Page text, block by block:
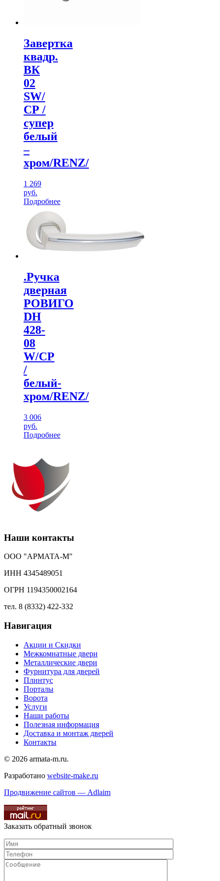
Завертка
квадр.
ВК
02
SW/
СР /
супер
белый
–
хром/RENZ/
1 269
руб.
Подробнее
.Ручка
дверная
РОВИГО
DH
428-
08
W/CP
/
белый-
хром/RENZ/
3 006
руб.
Подробнее
Наши контакты
ООО "АРМАТА-М"
ИНН 4345489051
ОГРН 1194350002164
тел. 8 (8332) 422-332
Навигация
Акции и Скидки
Межкомнатные двери
Металлические двери
Фурнитура для дверей
Плинтус
Порталы
Ворота
Услуги
Наши работы
Полезная информация
Доставка и монтаж дверей
Контакты
© 2026 armata-m.ru.
Разработано website-make.ru
Продвижение сайтов — Adlaim
Заказать обратный звонок